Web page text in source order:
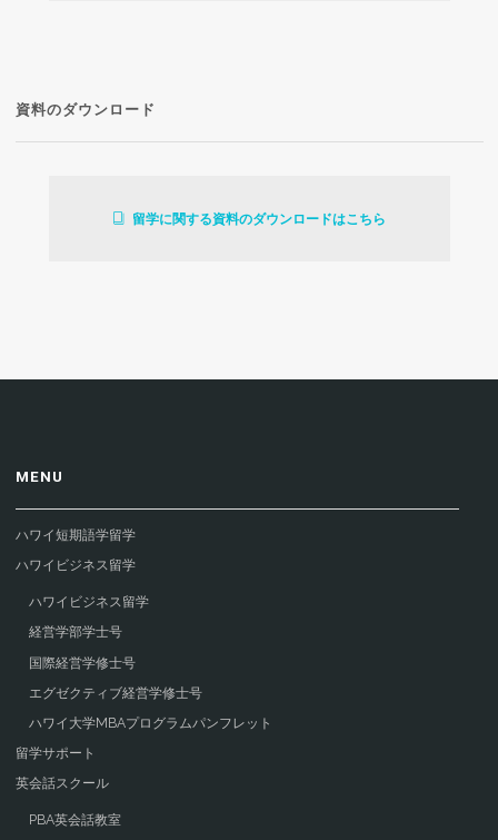
資料のダウンロード
留学に関する資料のダウンロードはこちら
MENU
ハワイ短期語学留学
ハワイビジネス留学
ハワイビジネス留学
経営学部学士号
国際経営学修士号
エグゼクティブ経営学修士号
ハワイ大学MBAプログラムパンフレット
留学サポート
英会話スクール
PBA英会話教室